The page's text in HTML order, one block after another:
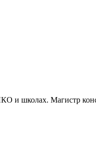
и школах. Магистр